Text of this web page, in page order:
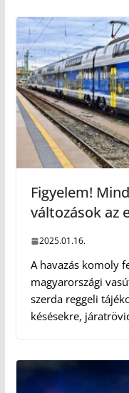
Figyelem!
változások az
2025.01.16.
A havazás komoly
magyarországi
szerda reggeli
késésekre,